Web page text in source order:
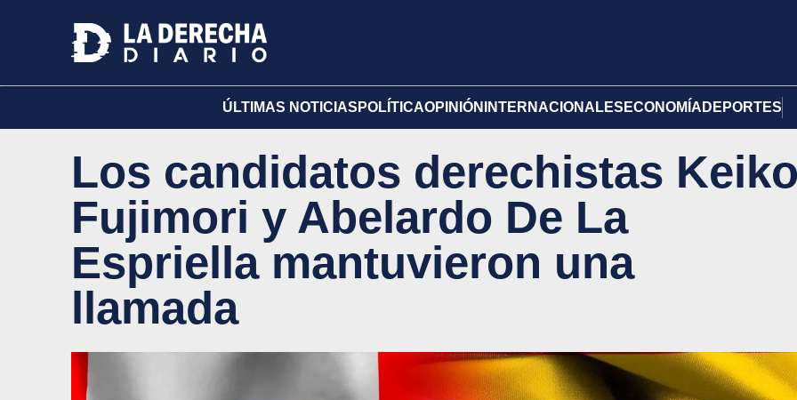
ÚLTIMAS NOTICIAS POLÍTICAOPINIÓN INTERNACIONALES ECONOMÍA DEPORTES
Los candidatos derechistas
Fujimori y Abelardo De La
Espriella mantuvieron una
llamada